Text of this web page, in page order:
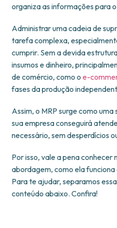
organiza as informações para
Administrar uma cadeia de
tarefa complexa,
cumprir. Sem a devida
insumos e dinheiro,
de comércio, como o e-
fases da produção
Assim, o MRP surge como
sua empresa conseguirá
necessário, sem desperdícios
Por isso, vale a pena conhecer
abordagem, como ela
Para te ajudar, separamos
conteúdo abaixo. Confira!